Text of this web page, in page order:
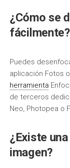
¿Cómo se
fácilmente?
Puedes
aplicación Fotos
herramienta
de terceros
Neo, Photopea o
¿Existe
imagen?